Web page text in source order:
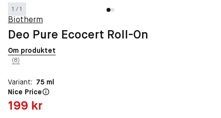
1 / 1
Biotherm
Deo Pure Ecocert Roll-On
Om produktet
(8)
Variant: 75 ml
Nice Price
Pris: 199 kr
199 kr